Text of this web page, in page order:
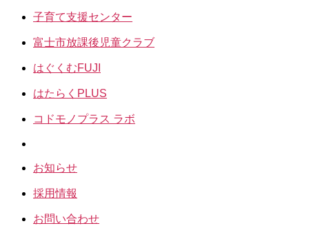
子育て支援センター
富士市放課後児童クラブ
はぐくむFUJI
はたらくPLUS
コドモノプラス ラボ
お知らせ
採用情報
お問い合わせ